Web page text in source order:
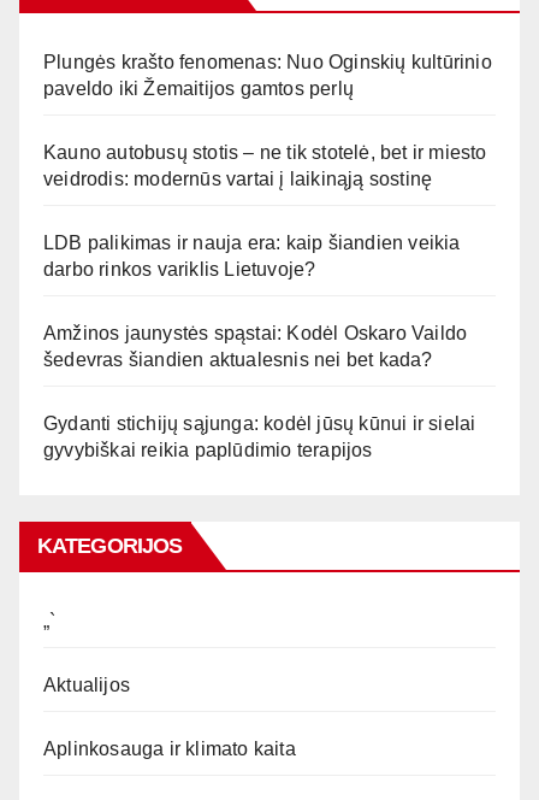
Plungės krašto fenomenas: Nuo Oginskių kultūrinio
paveldo iki Žemaitijos gamtos perlų
Kauno autobusų stotis – ne tik stotelė, bet ir miesto
veidrodis: modernūs vartai į laikinąją sostinę
LDB palikimas ir nauja era: kaip šiandien veikia
darbo rinkos variklis Lietuvoje?
Amžinos jaunystės spąstai: Kodėl Oskaro Vaildo
šedevras šiandien aktualesnis nei bet kada?
Gydanti stichijų sąjunga: kodėl jūsų kūnui ir sielai
gyvybiškai reikia paplūdimio terapijos
KATEGORIJOS
„`
Aktualijos
Aplinkosauga ir klimato kaita